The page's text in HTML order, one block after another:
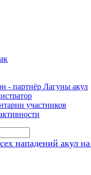
- партнёр Лагуны акул
участников
нападений акул